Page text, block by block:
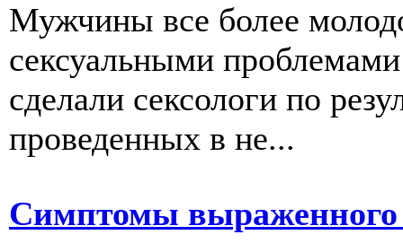
Мужчины все более
сексуальными
сделали сексологи по
проведенных в не...
Симптомы выраженного